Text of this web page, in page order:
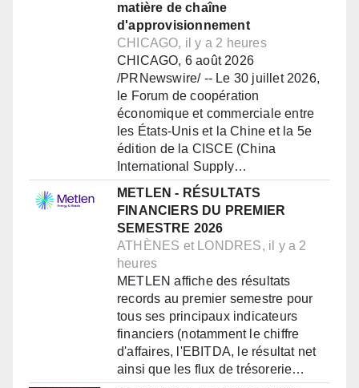
matière de chaîne
d'approvisionnement
CHICAGO, il y a 2 heures
CHICAGO, 6 août 2026
/PRNewswire/ -- Le 30 juillet 2026,
le Forum de coopération
économique et commerciale entre
les États-Unis et la Chine et la 5e
édition de la CISCE (China
International Supply…
METLEN - RÉSULTATS
FINANCIERS DU PREMIER
SEMESTRE 2026
ATHÈNES et LONDRES, il y a 2
heures
METLEN affiche des résultats
records au premier semestre pour
tous ses principaux indicateurs
financiers (notamment le chiffre
d'affaires, l'EBITDA, le résultat net
ainsi que les flux de trésorerie…